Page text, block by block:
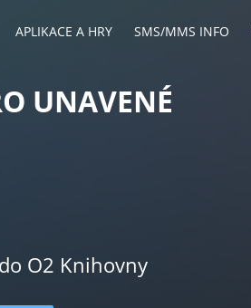
APLIKACE A HRY SMS/MMS INFO
UNAVENÉ
O2 Knihovny